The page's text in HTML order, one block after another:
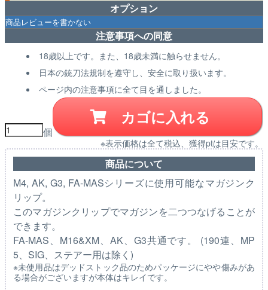
オプション
注意事項への同意
18歳以上です。また、18歳未満に触らせません。
日本の銃刀法規制を遵守し、安全に取り扱います。
ページ内の注意事項に全て目を通しました。
個
カゴに入れる
※表示価格は全て税込、獲得ptは目安です。
商品について
M4, AK, G3, FA-MASシリーズに使用可能なマガジンク
リップ。
このマガジンクリップでマガジンを二つつなげることが
できます。
FA-MAS、M16&XM、AK、G3共通です。 (190連、MP
5、SIG、ステアー用は除く)
※未使用品はデッドストック品のためパッケージにやや傷みがあ
る場合がございますが本体はキレイです。